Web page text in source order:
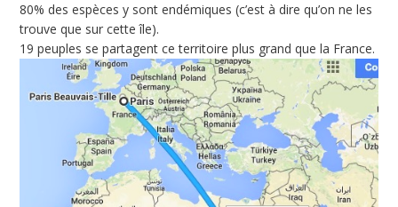
80% des espèces y sont endémiques (c’est à dire qu’on ne les
trouve que sur cette île).
19 peuples se partagent ce territoire plus grand que la France.